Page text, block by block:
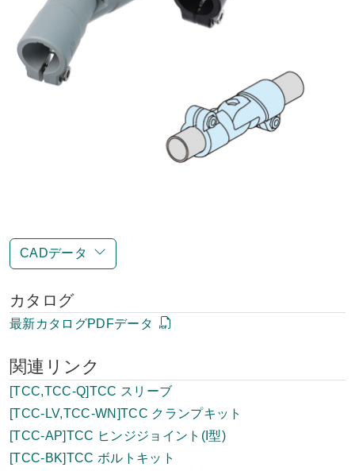
CADデータ
カタログ
最新カタログPDFデータ
関連リンク
[TCC,TCC-Q]TCC スリーブ
[TCC-LV,TCC-WN]TCC クランプキット
[TCC-AP]TCC ヒンジジョイント(I型)
[TCC-BK]TCC ボルトキット